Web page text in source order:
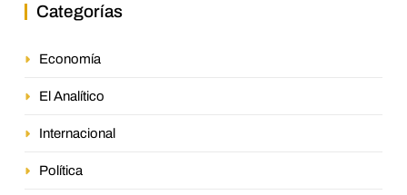
Categorías
Economía
El Analítico
Internacional
Política